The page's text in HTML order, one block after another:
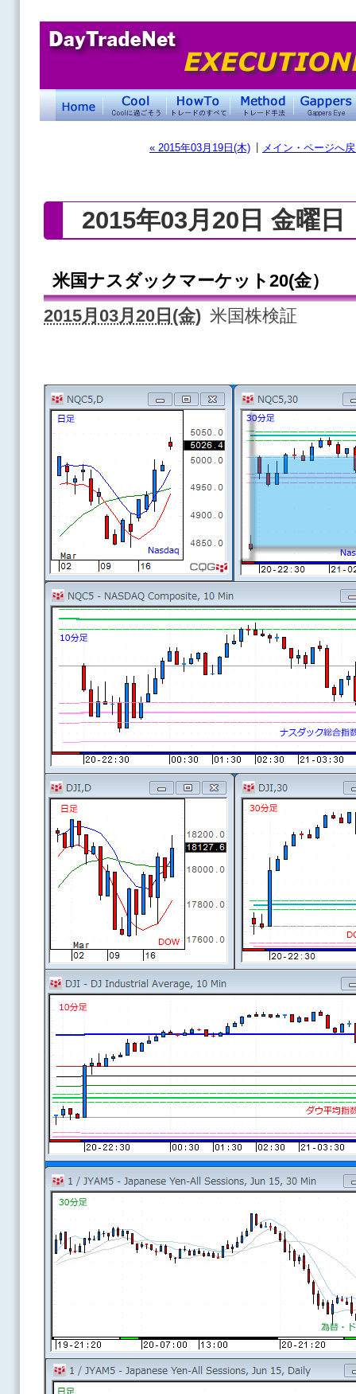
« 2015年03月19日(木) メイン・ページへ
2015年03月20日 金曜日
米国ナスダックマーケット20(金）
2015月03月20日(金) 米国株検証